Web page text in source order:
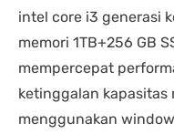
intel core i3 generasi
memori 1TB+256 GB
mempercepat
ketinggalan kapasitas
menggunakan